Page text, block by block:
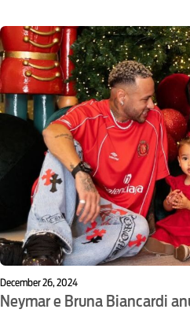
December 26, 2024
Neymar e Bruna Biancardi